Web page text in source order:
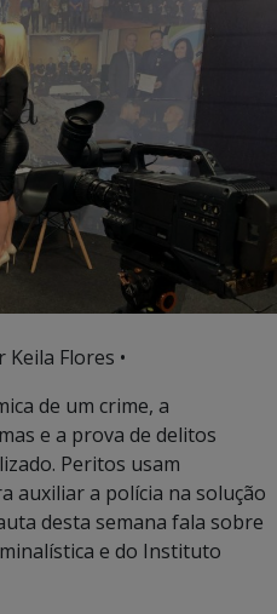
Keila Flores •
de um crime, a
e a prova de delitos
Peritos usam
auxiliar a polícia na solução
desta semana fala sobre
e do Instituto